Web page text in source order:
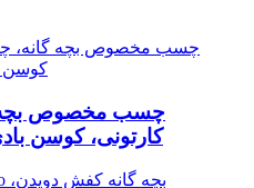
چسب مخصوص بچه
کارتونی، کوسن